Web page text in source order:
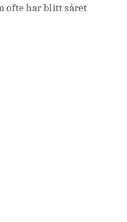
ofte har blitt såret